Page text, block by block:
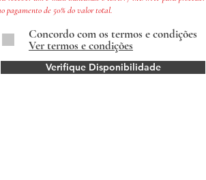
pagamento de 50% do valor total.
Concordo com os termos e condições
Ver termos e condições
Verifique Disponibilidade